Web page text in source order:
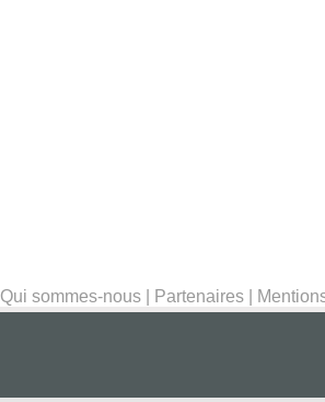
Qui sommes-nous Partenaires